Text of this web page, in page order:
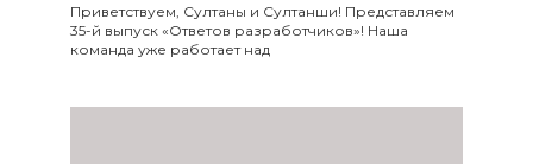
Приветствуем, Султаны и Султанши! Представляем
35-й выпуск «Ответов разработчиков»! Наша
команда уже работает над